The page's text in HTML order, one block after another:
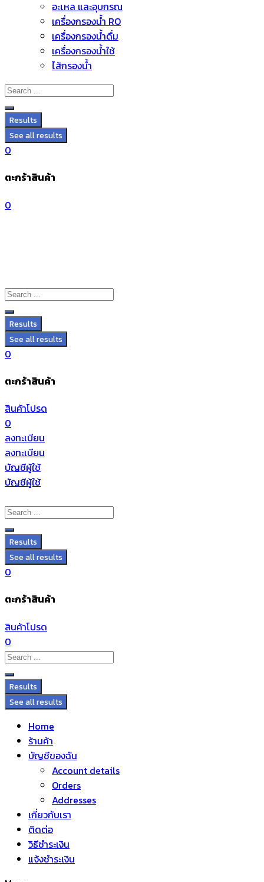
อะไหล่ และอุปกรณ์
เครื่องกรองน้ำ RO
เครื่องกรองน้ำดื่ม
เครื่องกรองน้ำใช้
ไส้กรองน้ำ
Results
See all results
0
ตะกร้าสินค้า
0
Results
See all results
0
ตะกร้าสินค้า
สินค้าโปรด
0
ลงทะเบียน
ลงทะเบียน
บัญชีผู้ใช้
บัญชีผู้ใช้
Results
See all results
0
ตะกร้าสินค้า
สินค้าโปรด
0
Results
See all results
Home
ร้านค้า
บัญชีของฉัน
Account details
Orders
Addresses
เกี่ยวกับเรา
ติดต่อ
วิธีชำระเงิน
แจ้งชำระเงิน